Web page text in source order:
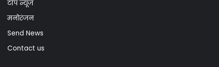
टॉप न्यूज
मनोरंजन
Send News
Contact us